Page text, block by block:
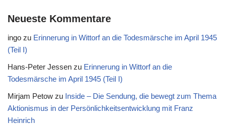
Neueste Kommentare
ingo zu Erinnerung in Wittorf an die Todesmärsche im April 1945
(Teil I)
Hans-Peter Jessen zu Erinnerung in Wittorf an die
Todesmärsche im April 1945 (Teil I)
Mirjam Petow zu Inside – Die Sendung, die bewegt zum Thema
Aktionismus in der Persönlichkeitsentwicklung mit Franz
Heinrich